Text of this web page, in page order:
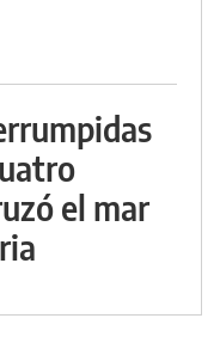
el mar